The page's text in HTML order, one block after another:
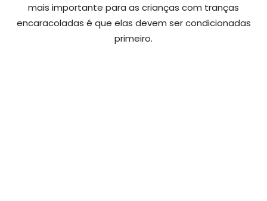
mais importante para as crianças com tranças
encaracoladas é que elas devem ser condicionadas
primeiro.